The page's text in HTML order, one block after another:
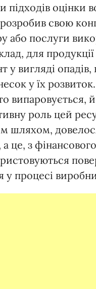
оцінки
свою
або послуги
для
вигляді опадів,
у їх
випаровується,
роль цей
шляхом,
це, з
у процесі